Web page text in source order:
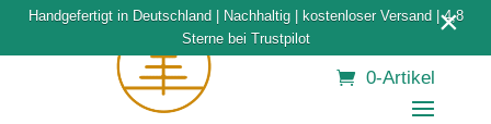
Handgefertigt in Deutschland | Nachhaltig | kostenloser Versand | 4,8
Sterne bei Trustpilot
×
0-Artikel